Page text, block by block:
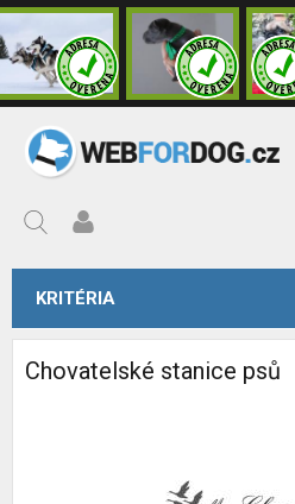
KRITÉRIA
Chovatelské stanice psů